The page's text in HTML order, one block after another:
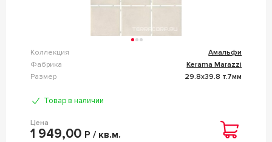
Коллекция
Амальфи
Фабрика
Kerama Marazzi
Размер
29.8x39.8 т.7мм
Товар в наличии
Цена
1 949,00 Р / кв.м.